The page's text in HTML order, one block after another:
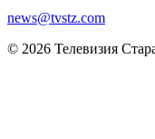
news@tvstz.com
© 2026 Телевизия